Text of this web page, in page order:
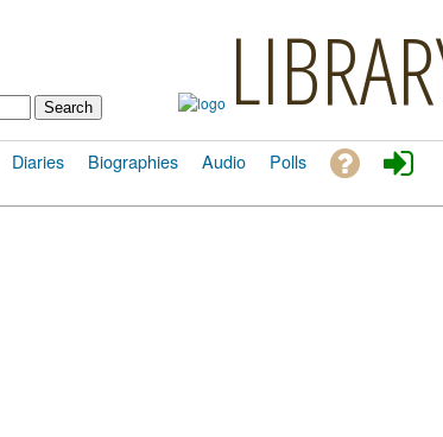
Diaries Biographies Audio Polls